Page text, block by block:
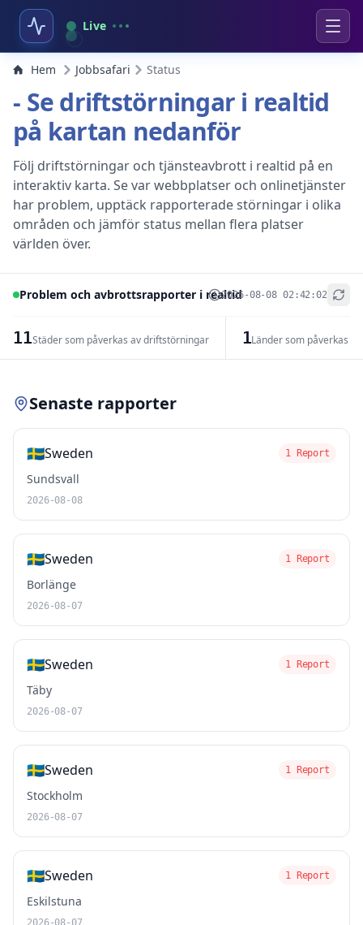
Live
Hem Jobbsafari Status
- Se driftstörningar i realtid
på kartan nedanför
Följ driftstörningar och tjänsteavbrott i realtid på en
interaktiv karta. Se var webbplatser och onlinetjänster
har problem, upptäck rapporterade störningar i olika
områden och jämför status mellan flera platser
världen över.
Problem och avbrottsrapporter i realtid2026-08-08 02:42:02
11Städer som påverkas av driftstörningar 1Länder som påverkas
+
Senaste rapporter
🇸🇪Sweden 1 Report
Sundsvall
2026-08-08
🇸🇪Sweden 1 Report
Borlänge
2026-08-07
🇸🇪Sweden 1 Report
Täby
2026-08-07
🇸🇪Sweden 1 Report
Stockholm
2026-08-07
🇸🇪Sweden 1 Report
Eskilstuna
2026-08-07